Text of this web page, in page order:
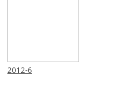
2012-6